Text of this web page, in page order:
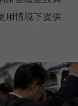
用情境下提供